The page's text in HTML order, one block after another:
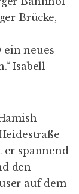
Brücke,
ein neues
Isabell
spannend
den
auf dem